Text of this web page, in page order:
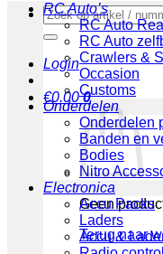
Zoeken
naar:
Login
€0.00 0
Geen
Terug naar
RC Auto’s
RC Auto
RC Auto
Crawlers &
Occasion
Customs
Onderdelen
Onderdelen
Banden en
Bodies
Nitro
Electronica
Accu Packs
Laders
Accu &